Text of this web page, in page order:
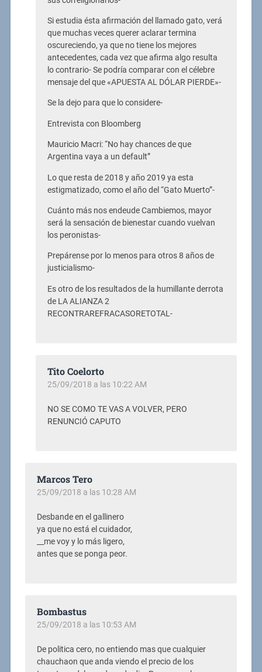
Si estudia ésta afirmación del llamado gato, verá
que muchas veces querer aclarar termina
oscureciendo, ya que no tiene los mejores
antecedentes, cada vez que afirma algo resulta
lo contrario- Se podría comparar con el célebre
mensaje del que «APUESTA AL DÓLAR PIERDE»-
Se la dejo para que lo considere-
Entrevista con Bloomberg
Mauricio Macri: “No hay chances de que
Argentina vaya a un default”
Lo que resta de 2018 y año 2019 ya esta
estigmatizado, como el año del “Gato Muerto”-
Cuánto más nos endeude Cambiemos, mayor
será la sensación de bienestar cuando vuelvan
los peronistas-
Prepárense por lo menos para otros 8 años de
justicialismo-
Es otro de los resultados de la humillante derrota
de LA ALIANZA 2
RECONTRAREFRACASORETOTAL-
Tito Coelorto
25/09/2018 a las 10:22 AM
NO SE COMO TE VAS A VOLVER, PERO
RENUNCIÓ CAPUTO
Marcos Tero
25/09/2018 a las 10:28 AM
Desbande en el gallinero
ya que no está el cuidador,
__me voy y lo más ligero,
antes que se ponga peor.
Bombastus
25/09/2018 a las 10:53 AM
De politica cero, no entiendo mas que cualquier
chauchaon que anda viendo el precio de los